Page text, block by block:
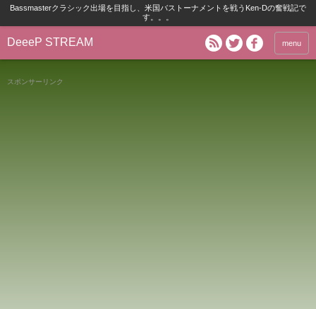
Bassmasterクラシック出場を目指し、米国バストーナメントを戦うKen-Dの奮戦記で
す。。。
DeeeP STREAM menu
スポンサーリンク